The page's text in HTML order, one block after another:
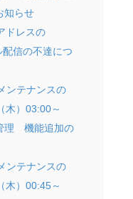
知らせ
ドレスの
信の不達につ
ンテナンスの
木）03:00～
理 機能追加の
ンテナンスの
木）00:45～